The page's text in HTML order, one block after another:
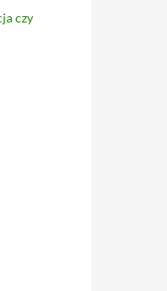
czy